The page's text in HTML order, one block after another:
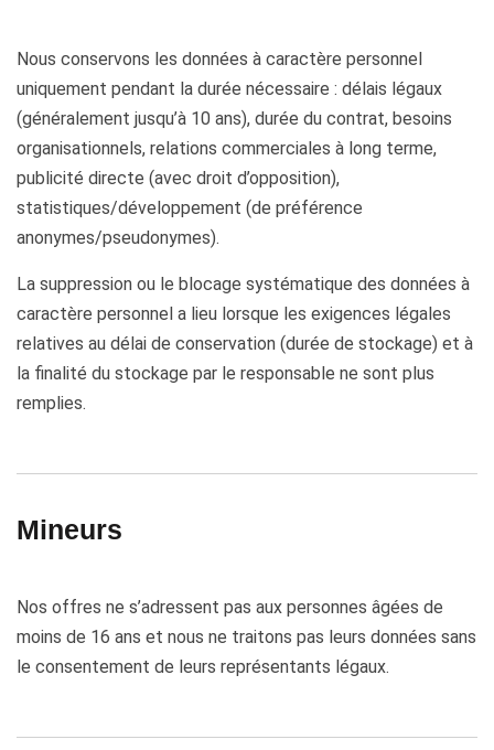
Nous conservons les données à caractère personnel
uniquement pendant la durée nécessaire : délais légaux
(généralement jusqu’à 10 ans), durée du contrat, besoins
organisationnels, relations commerciales à long terme,
publicité directe (avec droit d’opposition),
statistiques/développement (de préférence
anonymes/pseudonymes).
La suppression ou le blocage systématique des données à
caractère personnel a lieu lorsque les exigences légales
relatives au délai de conservation (durée de stockage) et à
la finalité du stockage par le responsable ne sont plus
remplies.
Mineurs
Nos offres ne s’adressent pas aux personnes âgées de
moins de 16 ans et nous ne traitons pas leurs données sans
le consentement de leurs représentants légaux.